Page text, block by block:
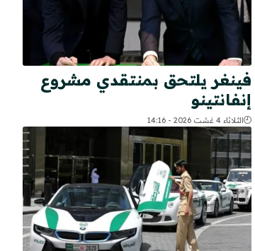
فينغر يلتحق بمنتقدي مشروع
إنفانتينو
الثلاثاء 4 غشت 2026 - 14:16